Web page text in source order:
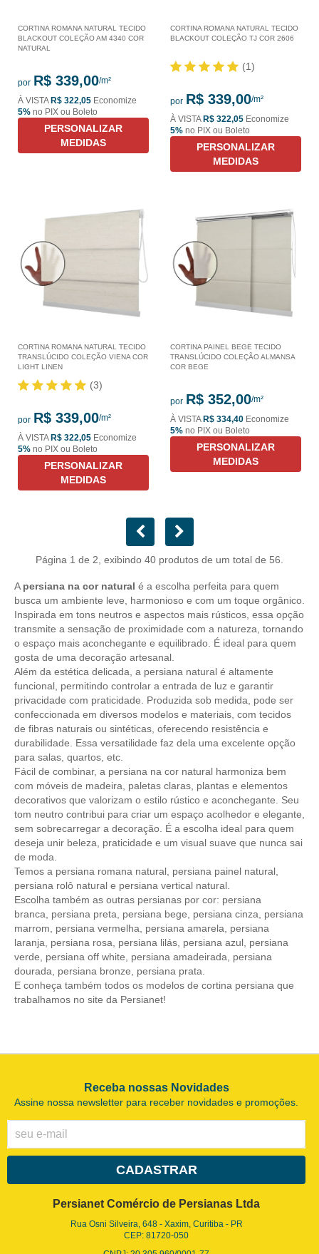
CORTINA ROMANA NATURAL TECIDO
BLACKOUT COLEÇÃO AM 4340 COR
NATURAL
por R$ 339,00
À VISTAR$ 322,05 Economize
5% no PIX ou Boleto
PERSONALIZAR
MEDIDAS
CORTINA ROMANA NATURAL TECIDO
BLACKOUT COLEÇÃO TJ COR 2606
(1)
por R$ 339,00
À VISTAR$ 322,05 Economize
5% no PIX ou Boleto
PERSONALIZAR
MEDIDAS
CORTINA ROMANA NATURAL TECIDO
TRANSLÚCIDO COLEÇÃO VIENA COR
LIGHT LINEN
(3)
por R$ 339,00
À VISTAR$ 322,05 Economize
5% no PIX ou Boleto
PERSONALIZAR
MEDIDAS
CORTINA PAINEL BEGE TECIDO
TRANSLÚCIDO COLEÇÃO ALMANSA
COR BEGE
por R$ 352,00
À VISTAR$ 334,40 Economize
5% no PIX ou Boleto
PERSONALIZAR
MEDIDAS
Página 1 de 2, exibindo 40 produtos de um total de 56.
A persiana na cor natural é a escolha perfeita para quem
busca um ambiente leve, harmonioso e com um toque orgânico.
Inspirada em tons neutros e aspectos mais rústicos, essa opção
transmite a sensação de proximidade com a natureza, tornando
o espaço mais aconchegante e equilibrado. É ideal para quem
gosta de uma decoração artesanal.
Além da estética delicada, a persiana natural é altamente
funcional, permitindo controlar a entrada de luz e garantir
privacidade com praticidade. Produzida sob medida, pode ser
confeccionada em diversos modelos e materiais, com tecidos
de fibras naturais ou sintéticas, oferecendo resistência e
durabilidade. Essa versatilidade faz dela uma excelente opção
para salas, quartos, etc.
Fácil de combinar, a persiana na cor natural harmoniza bem
com móveis de madeira, paletas claras, plantas e elementos
decorativos que valorizam o estilo rústico e aconchegante. Seu
tom neutro contribui para criar um espaço acolhedor e elegante,
sem sobrecarregar a decoração. É a escolha ideal para quem
deseja unir beleza, praticidade e um visual suave que nunca sai
de moda.
Temos a persiana romana natural persiana painel natural
persiana rolô natural e persiana vertical natural
Escolha também as outras persianas por cor: persiana
branca
persiana preta persiana bege persiana cinza
persiana
marrom
persiana vermelha persiana amarela
persiana
laranja
persiana rosa persiana lilás persiana azul persiana
verde
persiana off white persiana amadeirada
persiana
dourada
persiana bronze persiana prata
E conheça também todos os modelos de cortina persiana que
trabalhamos no site da Persianet!
Receba nossas Novidades
Assine nossa newsletter para receber novidades e promoções.
CADASTRAR
Persianet Comércio de Persianas Ltda
Rua Osni Silveira, 648- Xaxim, Curitiba- PR
CEP: 81720-050